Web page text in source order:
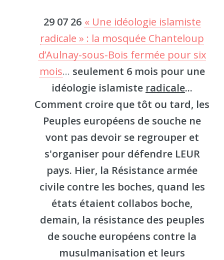
29 07 26 « Une idéologie islamiste
radicale » : la mosquée Chanteloup
d’Aulnay-sous-Bois fermée pour six
mois... seulement 6 mois pour une
idéologie islamiste radicale...
Comment croire que tôt ou tard, les
Peuples européens de souche ne
vont pas devoir se regrouper et
s'organiser pour défendre LEUR
pays. Hier, la Résistance armée
civile contre les boches, quand les
états étaient collabos boche,
demain, la résistance des peuples
de souche européens contre la
musulmanisation et leurs